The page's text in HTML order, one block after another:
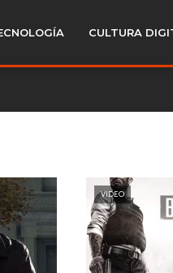
CULTURA
VIDEO